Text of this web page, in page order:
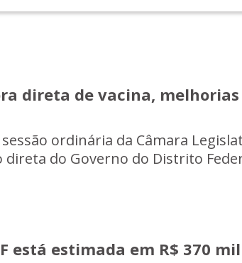
direta de vacina, melhorias
ordinária da Câmara
do Governo do Distrito
está estimada em R$ 370